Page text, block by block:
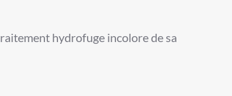
hydrofuge incolore de sa